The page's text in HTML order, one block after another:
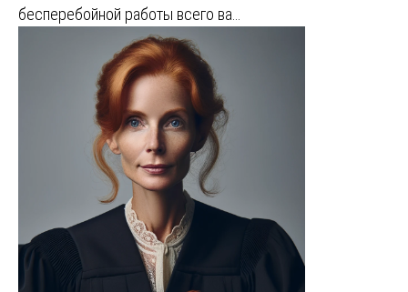
бесперебойной работы всего ва…